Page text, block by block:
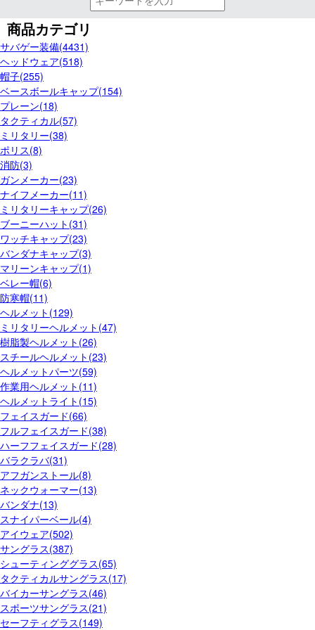
商品カテゴリ
サバゲー装備(4431)
ヘッドウェア(518)
帽子(255)
ベースボールキャップ(154)
プレーン(18)
タクティカル(57)
ミリタリー(38)
ポリス(8)
消防(3)
ガンメーカー(23)
ナイフメーカー(11)
ミリタリーキャップ(26)
ブーニーハット(31)
ワッチキャップ(23)
バンダナキャップ(3)
マリーンキャップ(1)
ベレー帽(6)
防寒帽(11)
ヘルメット(129)
ミリタリーヘルメット(47)
樹脂製ヘルメット(26)
スチールヘルメット(23)
ヘルメットパーツ(59)
作業用ヘルメット(11)
ヘルメットライト(15)
フェイスガード(66)
フルフェイスガード(38)
ハーフフェイスガード(28)
バラクラバ(31)
アフガンストール(8)
ネックウォーマー(13)
バンダナ(13)
スナイパーベール(4)
アイウェア(502)
サングラス(387)
シューティンググラス(65)
タクティカルサングラス(17)
バイカーサングラス(46)
スポーツサングラス(21)
セーフティグラス(149)